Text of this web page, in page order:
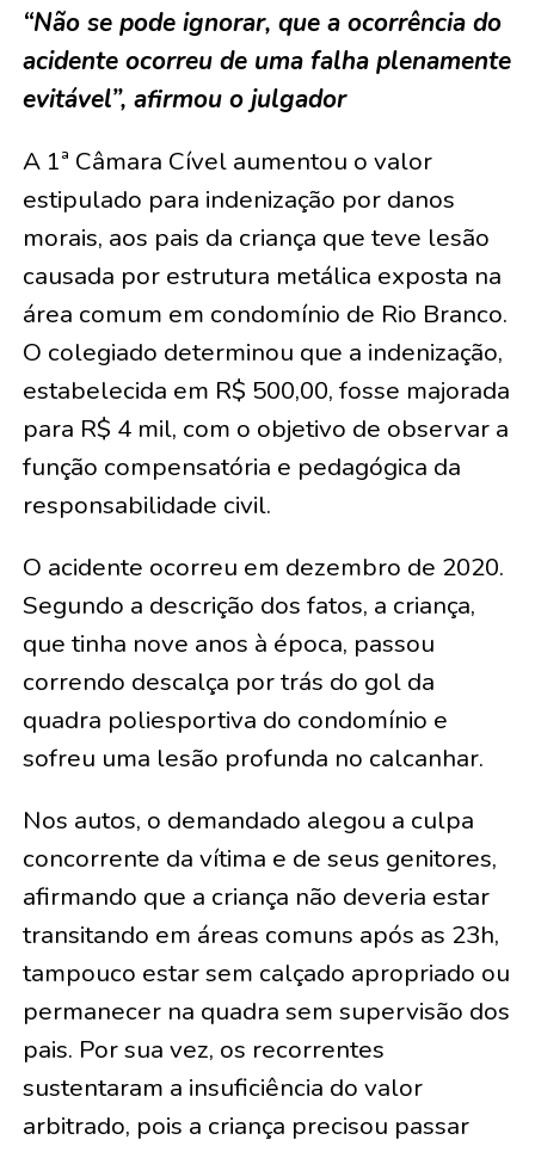
“Não se pode ignorar, que a ocorrência do
acidente ocorreu de uma falha plenamente
evitável”, afirmou o julgador
A 1ª Câmara Cível aumentou o valor
estipulado para indenização por danos
morais, aos pais da criança que teve lesão
causada por estrutura metálica exposta na
área comum em condomínio de Rio Branco.
O colegiado determinou que a indenização,
estabelecida em R$ 500,00, fosse majorada
para R$ 4 mil, com o objetivo de observar a
função compensatória e pedagógica da
responsabilidade civil.
O acidente ocorreu em dezembro de 2020.
Segundo a descrição dos fatos, a criança,
que tinha nove anos à época, passou
correndo descalça por trás do gol da
quadra poliesportiva do condomínio e
sofreu uma lesão profunda no calcanhar.
Nos autos, o demandado alegou a culpa
concorrente da vítima e de seus genitores,
afirmando que a criança não deveria estar
transitando em áreas comuns após as 23h,
tampouco estar sem calçado apropriado ou
permanecer na quadra sem supervisão dos
pais. Por sua vez, os recorrentes
sustentaram a insuficiência do valor
arbitrado, pois a criança precisou passar